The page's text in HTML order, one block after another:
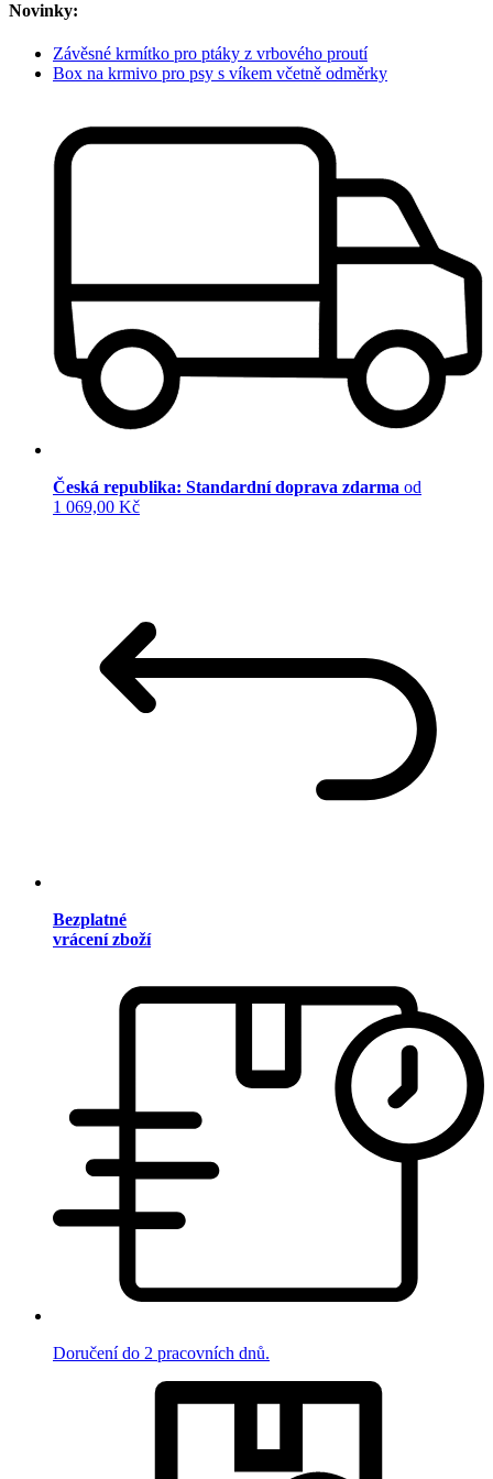
Novinky:
Závěsné krmítko pro ptáky z vrbového proutí
Box na krmivo pro psy s víkem včetně odměrky
Česká republika: Standardní doprava zdarma od
1 069,00 Kč
Bezplatné
vrácení zboží
Doručení do 2 pracovních dnů.